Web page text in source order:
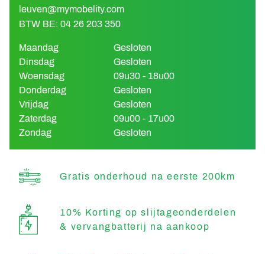
leuven@mymobelity.com
BTW BE: 04 26 203 350
Maandag
Gesloten
Dinsdag
Gesloten
Woensdag
09u30 - 18u00
Donderdag
Gesloten
Vrijdag
Gesloten
Zaterdag
09u00 - 17u00
Zondag
Gesloten
Gratis onderhoud na eerste 200km
10% Korting op slijtageonderdelen
& vervangbatterij na aankoop